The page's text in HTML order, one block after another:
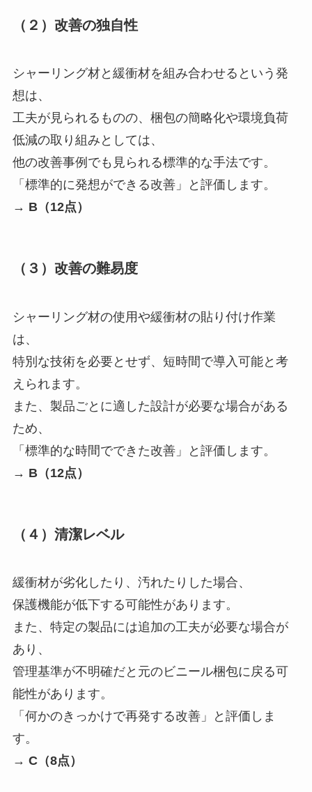
（２）改善の独自性
シャーリング材と緩衝材を組み合わせるという発
想は、
工夫が見られるものの、梱包の簡略化や環境負荷
低減の取り組みとしては、
他の改善事例でも見られる標準的な手法です。
「標準的に発想ができる改善」と評価します。
→ B（12点）
（３）改善の難易度
シャーリング材の使用や緩衝材の貼り付け作業
は、
特別な技術を必要とせず、短時間で導入可能と考
えられます。
また、製品ごとに適した設計が必要な場合がある
ため、
「標準的な時間でできた改善」と評価します。
→ B（12点）
（４）清潔レベル
緩衝材が劣化したり、汚れたりした場合、
保護機能が低下する可能性があります。
また、特定の製品には追加の工夫が必要な場合が
あり、
管理基準が不明確だと元のビニール梱包に戻る可
能性があります。
「何かのきっかけで再発する改善」と評価しま
す。
→ C（8点）